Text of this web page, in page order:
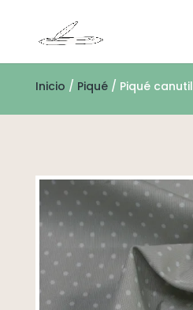
Inicio / Piqué/ Piqué